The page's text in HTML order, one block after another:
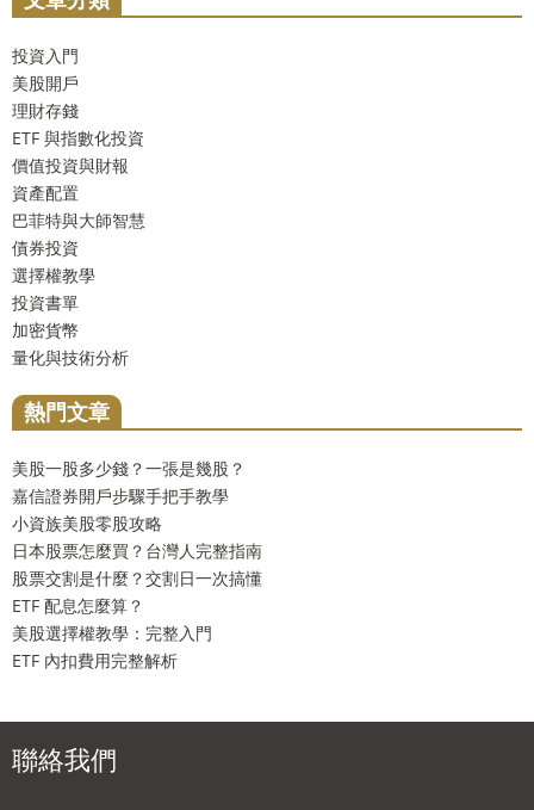
投資入門
美股開戶
理財存錢
ETF 與指數化投資
價值投資與財報
資產配置
巴菲特與大師智慧
債券投資
選擇權教學
投資書單
加密貨幣
量化與技術分析
熱門文章
美股一股多少錢？一張是幾股？
嘉信證券開戶步驟手把手教學
小資族美股零股攻略
日本股票怎麼買？台灣人完整指南
股票交割是什麼？交割日一次搞懂
ETF 配息怎麼算？
美股選擇權教學：完整入門
ETF 內扣費用完整解析
聯絡我們